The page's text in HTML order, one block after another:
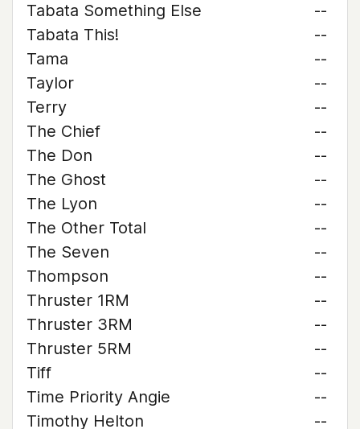
Tabata Something Else
--
Tabata This!
--
Tama
--
Taylor
--
Terry
--
The Chief
--
The Don
--
The Ghost
--
The Lyon
--
The Other Total
--
The Seven
--
Thompson
--
Thruster 1RM
--
Thruster 3RM
--
Thruster 5RM
--
Tiff
--
Time Priority Angie
--
Timothy Helton
--